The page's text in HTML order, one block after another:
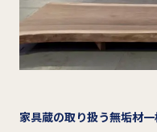
家具蔵の取り扱う無垢材